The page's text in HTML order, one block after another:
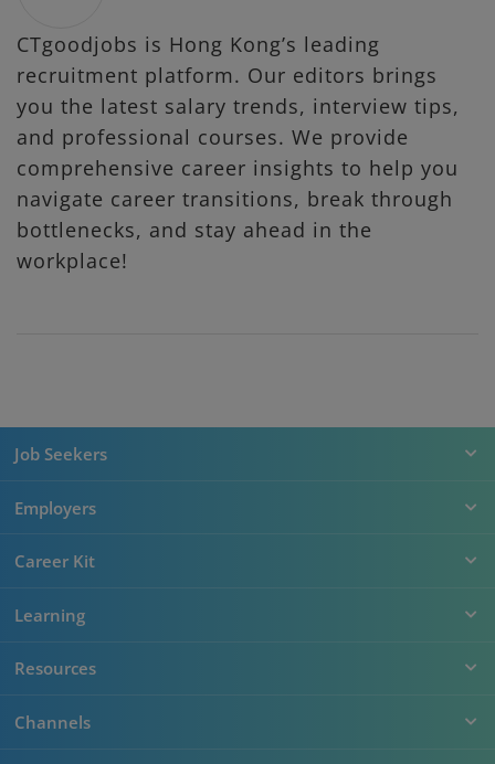
CTgoodjobs is Hong Kong’s leading
recruitment platform. Our editors brings
you the latest salary trends, interview tips,
and professional courses. We provide
comprehensive career insights to help you
navigate career transitions, break through
bottlenecks, and stay ahead in the
workplace!
Job Seekers
Employers
Career Kit
Learning
Resources
Channels